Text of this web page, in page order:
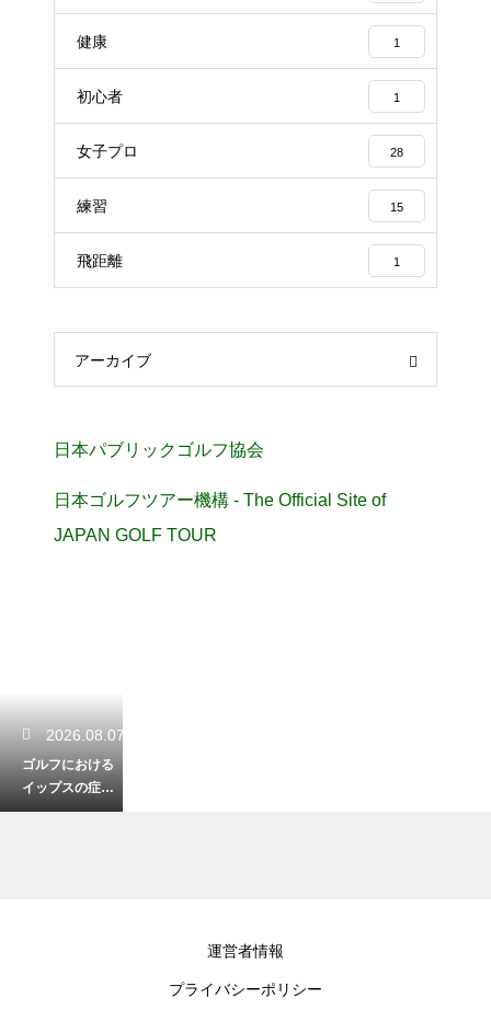
健康 1
初心者 1
女子プロ 28
練習 15
飛距離 1
アーカイブ
日本パブリックゴルフ協会
日本ゴルフツアー機構 - The Official Site of
JAPAN GOLF TOUR
2026.08.07
ゴルフにおける
イップスの症状
と精神的な不安
運営者情報
プライバシーポリシー